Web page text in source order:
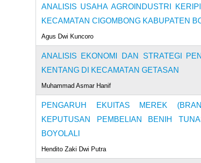
ANALISIS USAHA AGROINDUSTRI
KECAMATAN CIGOMBONG KABUPATEN
Agus Dwi Kuncoro
ANALISIS EKONOMI DAN STRATEGI
KENTANG DI KECAMATAN GETASAN
Muhammad Asmar Hanif
PENGARUH EKUITAS MEREK
KEPUTUSAN PEMBELIAN BENIH
BOYOLALI
Hendito Zaki Dwi Putra